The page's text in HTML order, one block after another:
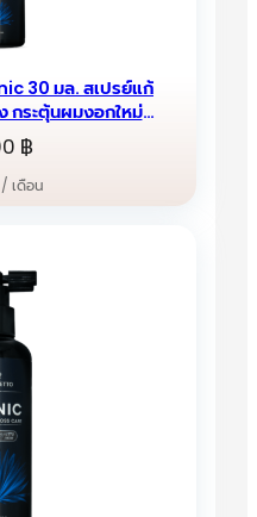
30 มล. สเปรย์แก้
กระตุ้นผมงอกใหม่
ส้นผม
฿
เดือน